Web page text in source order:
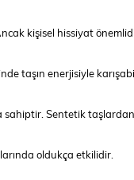
kişisel hissiyat
taşın enerjisiyle
Sentetik taşlardan
oldukça etkilidir.